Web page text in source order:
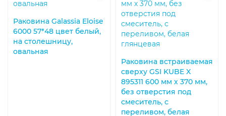
Раковина Galassia Eloise
6000 57*48 цвет белый,
на столешницу,
овальная
Раковина встраиваемая
сверху GSI KUBE X
895311 600 мм х 370 мм,
без отверстия под
смеситель, с
переливом, белая